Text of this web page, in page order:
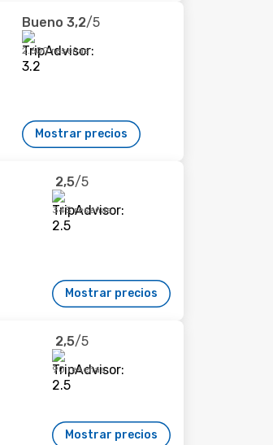
Bueno 3,2/5
2.600 reseñas
Mostrar precios
2,5/5
345 reseñas
Mostrar precios
2,5/5
90 reseñas
Mostrar precios